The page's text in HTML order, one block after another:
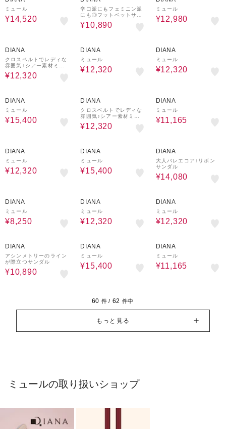
ミュール
¥14,520
辛口派にもフェミニン派
にも◎フットベットサン
ダル
¥10,890
ミュール
¥12,980
DIANA
クロスベルトでレディな
雰囲気♪シアー素材ミュ
ール
¥12,320
DIANA
ミュール
¥12,320
DIANA
ミュール
¥12,320
DIANA
ミュール
¥15,400
DIANA
クロスベルトでレディな
雰囲気♪シアー素材ミュ
ール
¥12,320
DIANA
ミュール
¥11,165
DIANA
ミュール
¥12,320
DIANA
ミュール
¥15,400
DIANA
大人バレエコア♪リボン
サンダル
¥14,080
DIANA
ミュール
¥8,250
DIANA
ミュール
¥12,320
DIANA
ミュール
¥12,320
DIANA
アシンメトリーのライン
が際立つサンダル
¥10,890
DIANA
ミュール
¥15,400
DIANA
ミュール
¥11,165
60 件 / 62 件中
もっと見る
ミュールの取り扱いショップ